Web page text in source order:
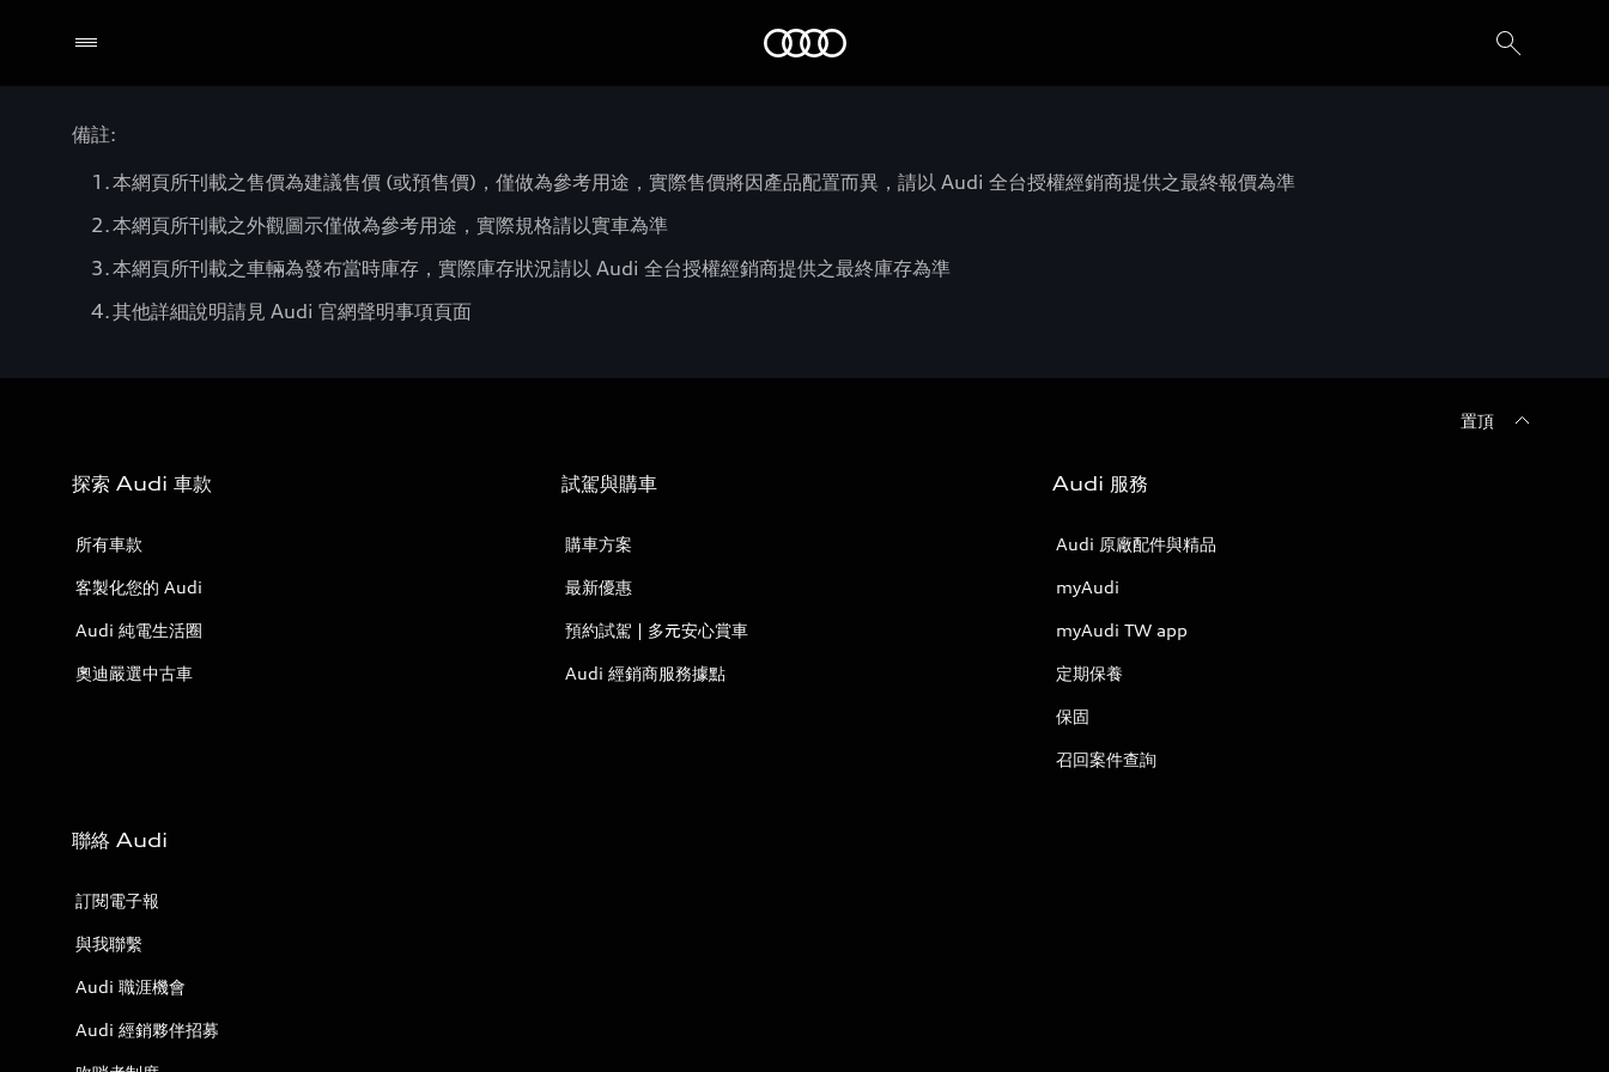
備註:
本網頁所刊載之售價為建議售價 (或預售價)，僅做為參考用途，實際售價將因產品配置而異，請以 Audi 全台授權經銷商提供之最終報價為準
本網頁所刊載之外觀圖示僅做為參考用途，實際規格請以實車為準
本網頁所刊載之車輛為發布當時庫存，實際庫存狀況請以 Audi 全台授權經銷商提供之最終庫存為準
其他詳細說明請見 Audi 官網聲明事項頁面
置頂
探索 Audi 車款
所有車款
客製化您的 Audi
Audi 純電生活圈
奧迪嚴選中古車
試駕與購車
購車方案
最新優惠
預約試駕 | 多元安心賞車
Audi 經銷商服務據點
Audi 服務
Audi 原廠配件與精品
myAudi
myAudi TW app
定期保養
保固
召回案件查詢
聯絡 Audi
訂閱電子報
與我聯繫
Audi 職涯機會
Audi 經銷夥伴招募